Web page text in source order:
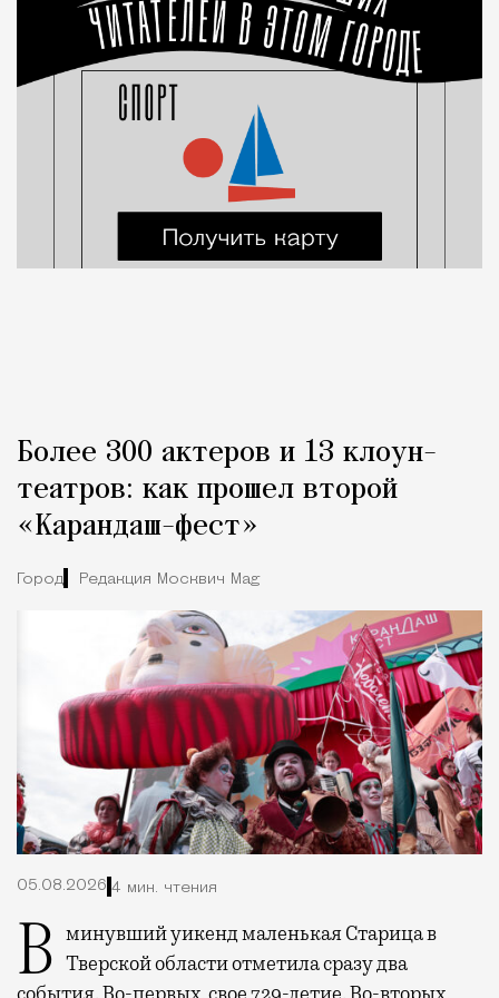
Более 300 актеров и 13 клоун-
театров: как прошел второй
«Карандаш-фест»
Город Редакция Москвич Mag
05.08.2026 4 мин. чтения
В минувший уикенд маленькая Старица в Тверской области отметила сразу два